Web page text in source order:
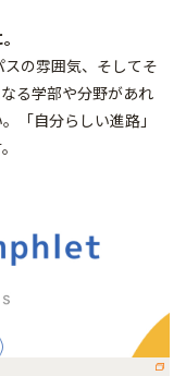
の雰囲気、そしてそ
る学部や分野があれ
「自分らしい進路」